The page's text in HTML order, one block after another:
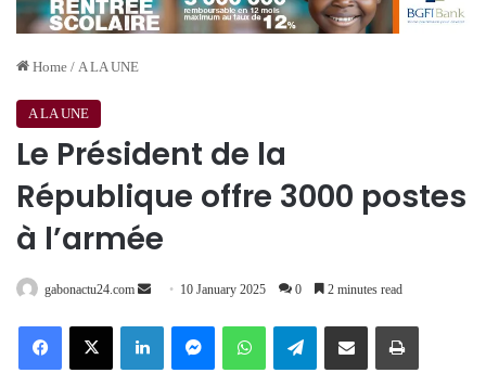
Home / A LA UNE
A LA UNE
Le Président de la
République offre 3000 postes
à l’armée
gabonactu24.com
Send 10 January 2025 0 2 minutes read
FacebookX LinkedInMessengerWhatsAppTelegramShare via Email Print